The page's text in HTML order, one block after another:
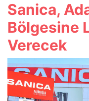
Sanica,
Bölgesine
Verecek